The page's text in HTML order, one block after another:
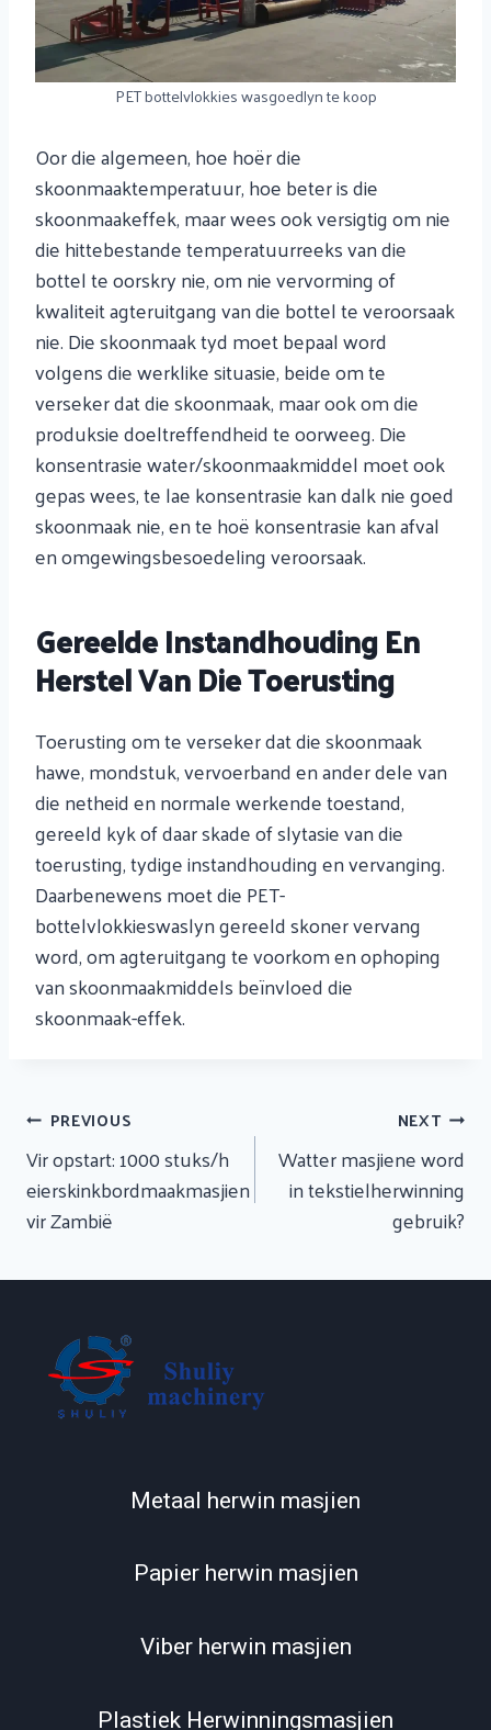
PET bottelvlokkies wasgoedlyn te koop
Oor die algemeen, hoe hoër die
skoonmaaktemperatuur, hoe beter is die
skoonmaakeffek, maar wees ook versigtig om nie
die hittebestande temperatuurreeks van die
bottel te oorskry nie, om nie vervorming of
kwaliteit agteruitgang van die bottel te veroorsaak
nie. Die skoonmaak tyd moet bepaal word
volgens die werklike situasie, beide om te
verseker dat die skoonmaak, maar ook om die
produksie doeltreffendheid te oorweeg. Die
konsentrasie water/skoonmaakmiddel moet ook
gepas wees, te lae konsentrasie kan dalk nie goed
skoonmaak nie, en te hoë konsentrasie kan afval
en omgewingsbesoedeling veroorsaak.
Gereelde Instandhouding En
Herstel Van Die Toerusting
Toerusting om te verseker dat die skoonmaak
hawe, mondstuk, vervoerband en ander dele van
die netheid en normale werkende toestand,
gereeld kyk of daar skade of slytasie van die
toerusting, tydige instandhouding en vervanging.
Daarbenewens moet die PET-
bottelvlokkieswaslyn gereeld skoner vervang
word, om agteruitgang te voorkom en ophoping
van skoonmaakmiddels beïnvloed die
skoonmaak-effek.
Artikel
Navigasie
PREVIOUS
Vir opstart: 1000 stuks/h
eierskinkbordmaakmasjien
vir Zambië
NEXT
Watter masjiene word
in tekstielherwinning
gebruik?
Metaal herwin masjien
Papier herwin masjien
Viber herwin masjien
Plastiek Herwinningsmasjien